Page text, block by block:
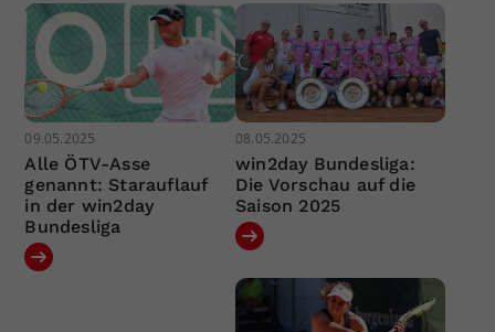
09.05.2025
Alle ÖTV-Asse
genannt: Starauflauf
in der win2day
Bundesliga
08.05.2025
win2day Bundesliga:
Die Vorschau auf die
Saison 2025